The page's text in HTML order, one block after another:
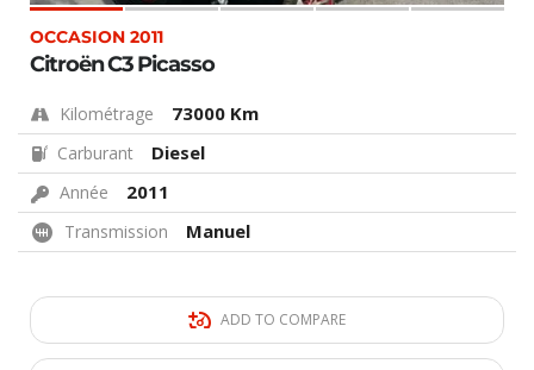
OCCASION 2011
Citroën C3 Picasso
Kilométrage 73000 Km
Carburant Diesel
Année 2011
Transmission Manuel
ADD TO COMPARE